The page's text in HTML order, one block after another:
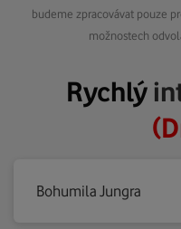
budeme zpracovávat pouze
možnostech
Rychlý
Bohumila Jungra